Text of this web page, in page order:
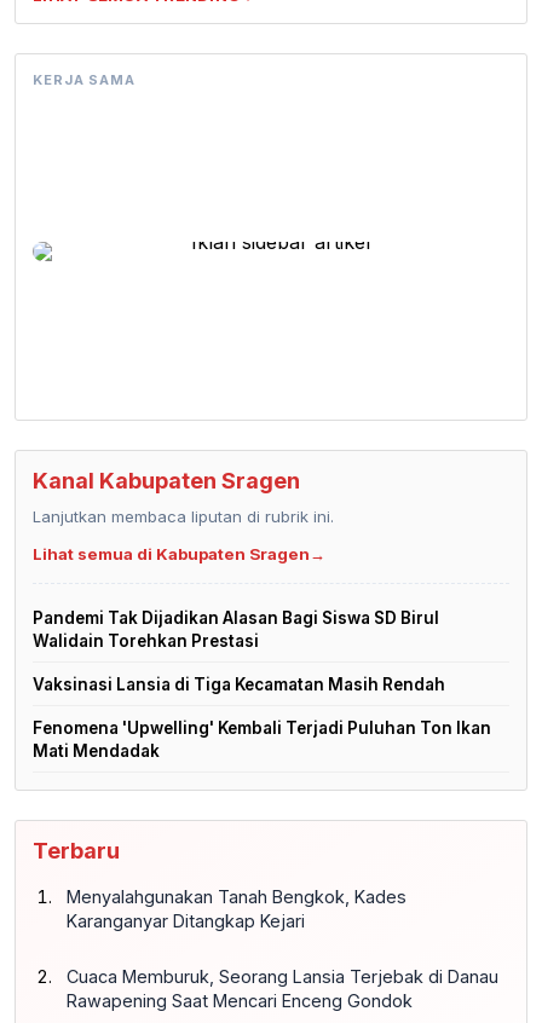
KERJA SAMA
Kanal Kabupaten Sragen
Lanjutkan membaca liputan di rubrik ini.
Lihat semua di Kabupaten Sragen→
Pandemi Tak Dijadikan Alasan Bagi Siswa SD Birul
Walidain Torehkan Prestasi
Vaksinasi Lansia di Tiga Kecamatan Masih Rendah
Fenomena 'Upwelling' Kembali Terjadi Puluhan Ton Ikan
Mati Mendadak
Terbaru
Menyalahgunakan Tanah Bengkok, Kades
Karanganyar Ditangkap Kejari
Cuaca Memburuk, Seorang Lansia Terjebak di Danau
Rawapening Saat Mencari Enceng Gondok